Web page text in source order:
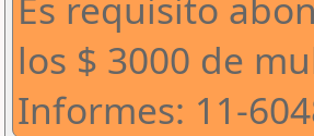
los $ 3000 de
Informes: 11-